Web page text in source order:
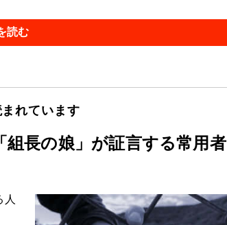
読む
れています
長の娘」が証言する常用者